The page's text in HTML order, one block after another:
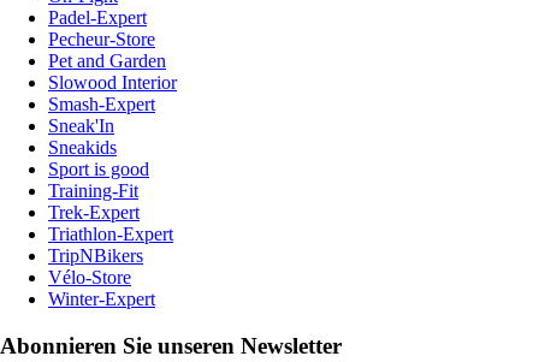
Padel-Expert
Pecheur-Store
Pet and Garden
Slowood Interior
Smash-Expert
Sneak'In
Sneakids
Sport is good
Training-Fit
Trek-Expert
Triathlon-Expert
TripNBikers
Vélo-Store
Winter-Expert
Abonnieren Sie unseren Newsletter